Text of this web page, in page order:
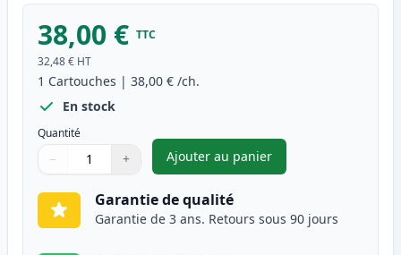
38,00 € TTC
32,48 € HT
1 Cartouches | 38,00 € /ch.
En stock
Quantité
Quantité
Utilisez les boutons pour ajuster
− +
Quantité
Ajouter au panier
,Brother DR-243CL tambour
Garantie de qualité
Garantie de 3 ans. Retours sous 90 jours